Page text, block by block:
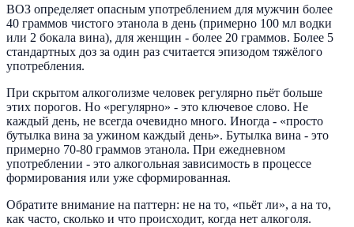
ВОЗ определяет опасным употреблением для мужчин более
40 граммов чистого этанола в день (примерно 100 мл водки
или 2 бокала вина), для женщин - более 20 граммов. Более 5
стандартных доз за один раз считается эпизодом тяжёлого
употребления.
При скрытом алкоголизме человек регулярно пьёт больше
этих порогов. Но «регулярно» - это ключевое слово. Не
каждый день, не всегда очевидно много. Иногда - «просто
бутылка вина за ужином каждый день». Бутылка вина - это
примерно 70-80 граммов этанола. При ежедневном
употреблении - это алкогольная зависимость в процессе
формирования или уже сформированная.
Обратите внимание на паттерн: не на то, «пьёт ли», а на то,
как часто, сколько и что происходит, когда нет алкоголя.